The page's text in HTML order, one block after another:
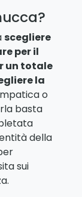
scegliere
per il
un totale
la
o
basta
della
sui